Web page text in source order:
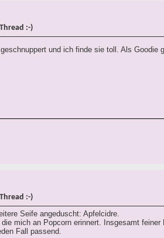
:-)
und ich finde sie toll. Als Goodie
:-)
Seife angeduscht: Apfelcidre.
mich an Popcorn erinnert. Insgesamt feiner
Fall passend.